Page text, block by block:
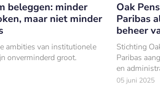
beleggen: minder
maar niet minder
ambities van institutionele
onverminderd groot.
Oak
Paribas
beheer
Stichting
Paribas
en
vermogen
05 juni 2025